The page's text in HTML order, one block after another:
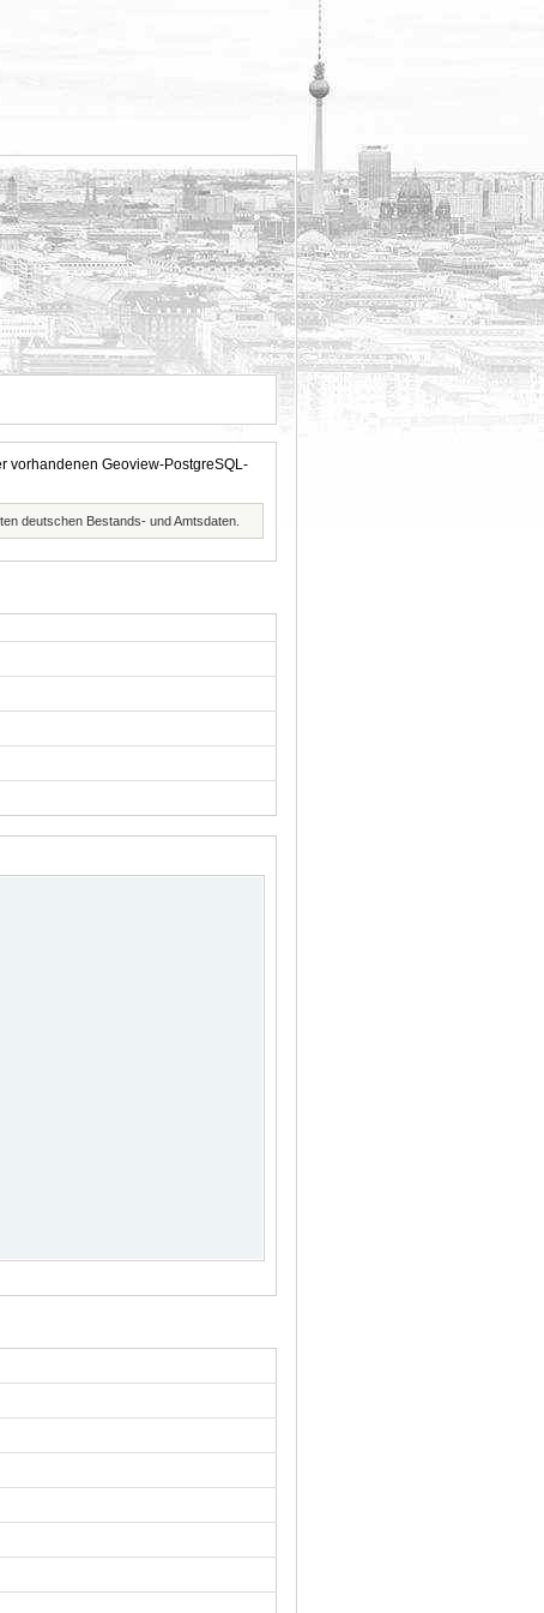
vorhandenen Geoview-PostgreSQL-
deutschen Bestands- und Amtsdaten.